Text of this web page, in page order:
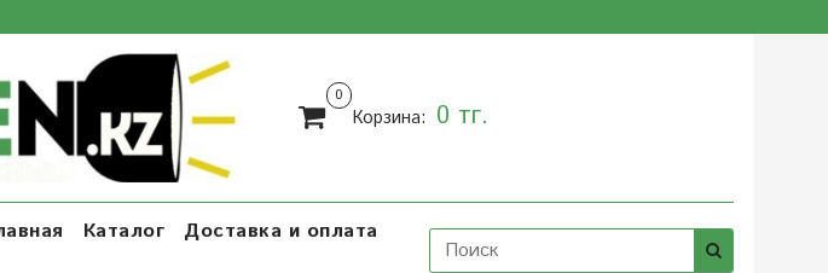
0
Корзина: 0 тг.
Каталог
Доставка и оплата